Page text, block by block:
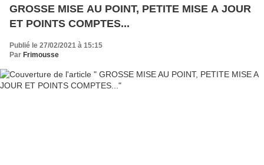
GROSSE MISE AU POINT, PETITE MISE A JOUR
ET POINTS COMPTES...
Publié le 27/02/2021 à 15:15
Par Frimousse